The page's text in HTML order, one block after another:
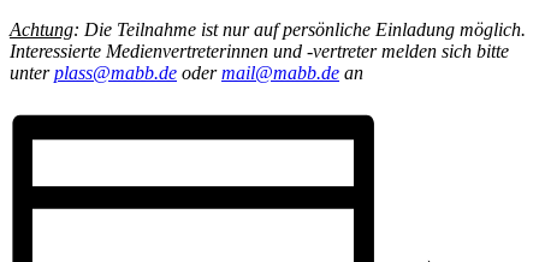
Achtung: Die Teilnahme ist nur auf persönliche Einladung möglich.
Interessierte Medienvertreterinnen und -vertreter melden sich bitte
unterplass@mabb.de odermail@mabb.de an